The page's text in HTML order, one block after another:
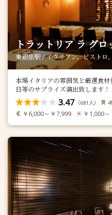
トラットリア ラ グロ
東銀座駅 / イタリアン、ビストロ
本場イタリアの雰囲気と厳選食
日等のサプライズ演出致します！
3.47 （681 人）
￥6,000～￥7,999 ￥1,000